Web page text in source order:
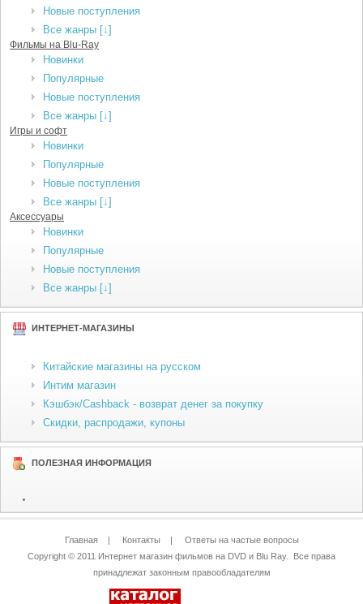
Новые поступления
Все жанры [↓]
Фильмы на Blu-Ray
Новинки
Популярные
Новые поступления
Все жанры [↓]
Игры и софт
Новинки
Популярные
Новые поступления
Все жанры [↓]
Аксессуары
Новинки
Популярные
Новые поступления
Все жанры [↓]
ИНТЕРНЕТ-МАГАЗИНЫ
Китайские магазины на русском
Интим магазин
Кэшбэк/Cashback - возврат денег за покупку
Скидки, распродажи, купоны
ПОЛЕЗНАЯ ИНФОРМАЦИЯ
Главная| Контакты
Ответы на частые вопросы
Copyright © 2011
Интернет магазин фильмов на DVD и Blu Ray. Все права
принадлежат законным правообладателям